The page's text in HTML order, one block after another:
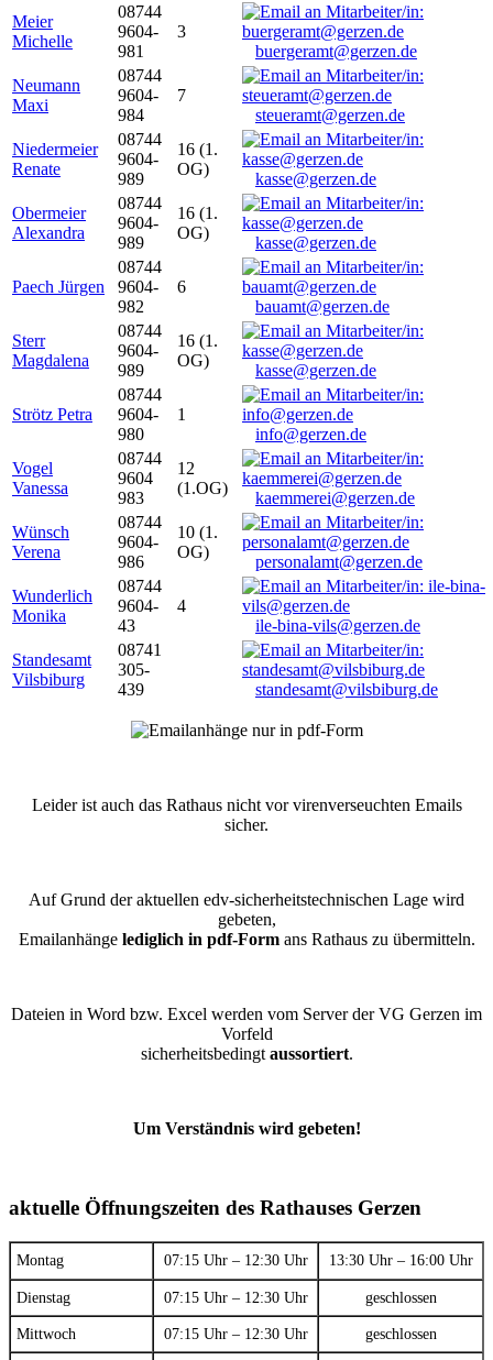
Meier
Michelle
08744
9604-
981
3
buergeramt@gerzen.de
Neumann
Maxi
08744
9604-
984
7
steueramt@gerzen.de
Niedermeier
Renate
08744
9604-
989
16 (1.
OG)
kasse@gerzen.de
Obermeier
Alexandra
08744
9604-
989
16 (1.
OG)
kasse@gerzen.de
Paech Jürgen
08744
9604-
982
6
bauamt@gerzen.de
Sterr
Magdalena
08744
9604-
989
16 (1.
OG)
kasse@gerzen.de
Strötz Petra
08744
9604-
980
1
info@gerzen.de
Vogel
Vanessa
08744
9604
983
12
(1.OG)
kaemmerei@gerzen.de
Wünsch
Verena
08744
9604-
986
10 (1.
OG)
personalamt@gerzen.de
Wunderlich
Monika
08744
9604-
43
4
ile-bina-vils@gerzen.de
Standesamt
Vilsbiburg
08741
305-
439
standesamt@vilsbiburg.de
Leider ist auch das Rathaus nicht vor virenverseuchten Emails
sicher.
Auf Grund der aktuellen edv-sicherheitstechnischen Lage wird
gebeten,
Emailanhänge lediglich in pdf-Formans Rathaus zu übermitteln.
Dateien in Word bzw. Excel werden vom Server der VG Gerzen im
Vorfeld
sicherheitsbedingt aussortiert.
Um Verständnis wird gebeten!
aktuelle Öffnungszeiten des Rathauses Gerzen
Montag 07:15 Uhr – 12:30 Uhr 13:30 Uhr – 16:00 Uhr
Dienstag 07:15 Uhr – 12:30 Uhr geschlossen
Mittwoch 07:15 Uhr – 12:30 Uhr geschlossen